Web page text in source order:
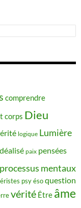
comprendre
corps Dieu
logique Lumière
paix pensées
processus mentaux
psy ésoquestion
vérité Être âme